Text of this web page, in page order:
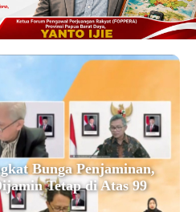
Bunga Penjaminan,
Tetap di Atas 99